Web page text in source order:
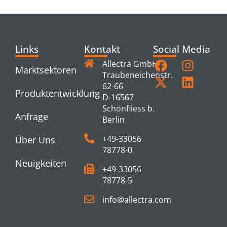
Links
Marktsektoren
Produktentwicklung
Anfrage
Über Uns
Neuigkeiten
Kontakt
Allectra GmbH
Traubeneichenstr.
62-66
D-16567
Schönfliess b.
Berlin
+49-33056
78778-0
+49-33056
78778-5
info@allectra.com
Social Media